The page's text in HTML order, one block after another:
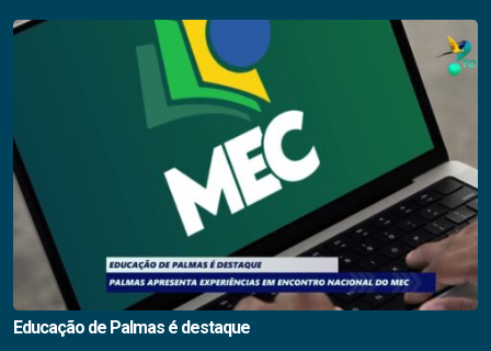
Educação de Palmas é destaque